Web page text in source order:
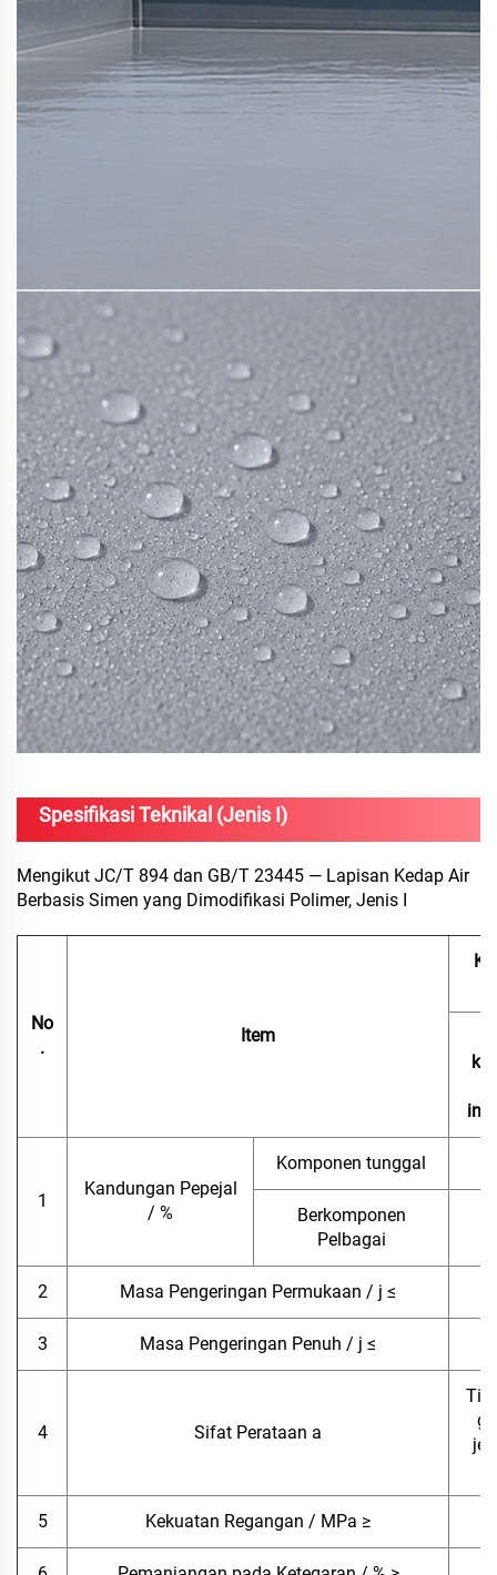
Spesifikasi Teknikal (Jenis I)
Mengikut JC/T 894 dan GB/T 23445 — Lapisan Kedap Air
Berbasis Simen yang Dimodifikasi Polimer, Jenis I
No
.
Item
1
Kandungan Pepejal
/ %
Komponen tunggal
Berkomponen
Pelbagai
2 Masa Pengeringan Permukaan / j ≤
3 Masa Pengeringan Penuh / j ≤
4 Sifat Perataan a
5 Kekuatan Regangan / MPa ≥